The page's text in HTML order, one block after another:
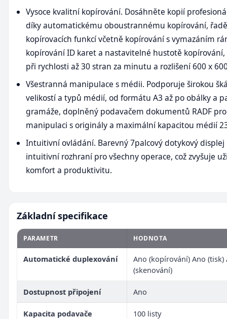
Vysoce kvalitní kopírování. Dosáhněte kopií
díky automatickému oboustrannému kopírování, řadě
kopírovacích funkcí včetně kopírování s vymazáním
kopírování ID karet a nastavitelné hustotě kopírování,
při rychlosti až 30 stran za minutu a rozlišení 600 x
Všestranná manipulace s médii. Podporuje širokou
velikostí a typů médií, od formátu A3 až po obálky a
gramáže, doplněný podavačem dokumentů RADF
manipulaci s originály a maximální kapacitou médií
Intuitivní ovládání. Barevný 7palcový dotykový displej
intuitivní rozhraní pro všechny operace, což zvyšuje
komfort a produktivitu.
Základní specifikace
PARAMETR HODNOTA
Automatické duplexování
Ano (kopírování) Ano (tisk)
(skenování)
Dostupnost připojení Ano
Kapacita podavače 100 listy